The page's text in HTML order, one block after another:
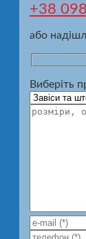
+38
або
Виберіть